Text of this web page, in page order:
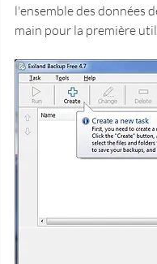
l'ensemble des données
main pour la première